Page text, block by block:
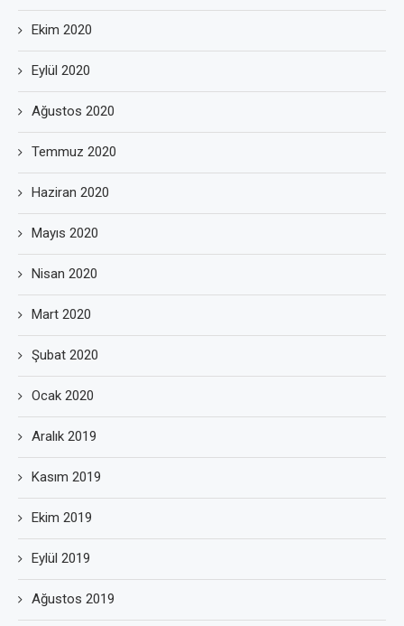
Ekim 2020
Eylül 2020
Ağustos 2020
Temmuz 2020
Haziran 2020
Mayıs 2020
Nisan 2020
Mart 2020
Şubat 2020
Ocak 2020
Aralık 2019
Kasım 2019
Ekim 2019
Eylül 2019
Ağustos 2019